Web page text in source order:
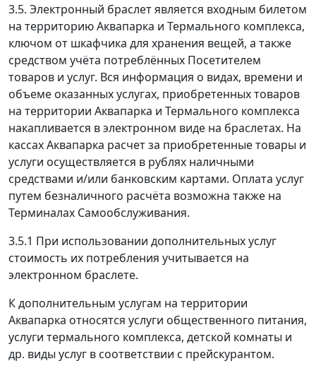
3.5. Электронный браслет является входным билетом
на территорию Аквапарка и Термального комплекса,
ключом от шкафчика для хранения вещей, а также
средством учёта потреблённых Посетителем
товаров и услуг. Вся информация о видах, времени и
объеме оказанных услугах, приобретенных товаров
на территории Аквапарка и Термального комплекса
накапливается в электронном виде на браслетах. На
кассах Аквапарка расчет за приобретенные товары и
услуги осуществляется в рублях наличными
средствами и/или банковским картами. Оплата услуг
путем безналичного расчёта возможна также на
Терминалах Самообслуживания.
3.5.1 При использовании дополнительных услуг
стоимость их потребления учитывается на
электронном браслете.
К дополнительным услугам на территории
Аквапарка относятся услуги общественного питания,
услуги термального комплекса, детской комнаты и
др. виды услуг в соответствии с прейскурантом.